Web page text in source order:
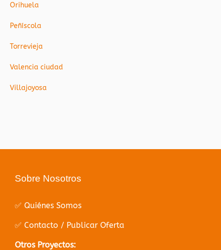
Orihuela
Peñíscola
Torrevieja
Valencia ciudad
Villajoyosa
Sobre Nosotros
✅ Quiénes Somos
✅ Contacto / Publicar Oferta
Otros Proyectos: